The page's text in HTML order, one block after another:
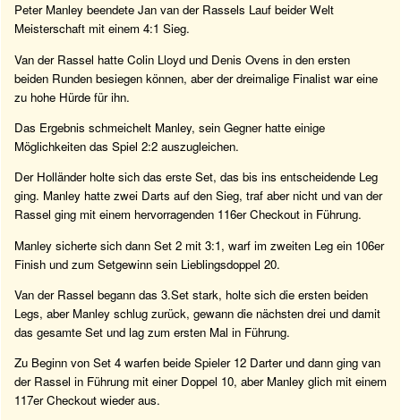
Peter Manley beendete Jan van der Rassels Lauf beider Welt
Meisterschaft mit einem 4:1 Sieg.
Van der Rassel hatte Colin Lloyd und Denis Ovens in den ersten
beiden Runden besiegen können, aber der dreimalige Finalist war eine
zu hohe Hürde für ihn.
Das Ergebnis schmeichelt Manley, sein Gegner hatte einige
Möglichkeiten das Spiel 2:2 auszugleichen.
Der Holländer holte sich das erste Set, das bis ins entscheidende Leg
ging. Manley hatte zwei Darts auf den Sieg, traf aber nicht und van der
Rassel ging mit einem hervorragenden 116er Checkout in Führung.
Manley sicherte sich dann Set 2 mit 3:1, warf im zweiten Leg ein 106er
Finish und zum Setgewinn sein Lieblingsdoppel 20.
Van der Rassel begann das 3.Set stark, holte sich die ersten beiden
Legs, aber Manley schlug zurück, gewann die nächsten drei und damit
das gesamte Set und lag zum ersten Mal in Führung.
Zu Beginn von Set 4 warfen beide Spieler 12 Darter und dann ging van
der Rassel in Führung mit einer Doppel 10, aber Manley glich mit einem
117er Checkout wieder aus.